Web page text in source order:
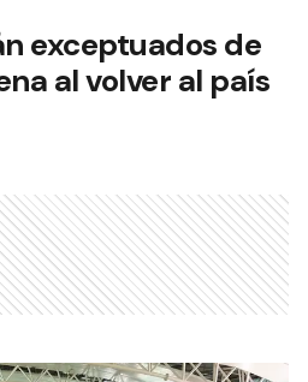
exceptuados de
al volver al país